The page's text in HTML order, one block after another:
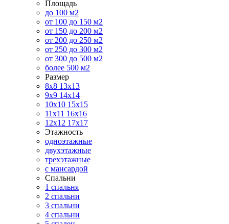
Площадь
до 100 м2
от 100 до 150 м2
от 150 до 200 м2
от 200 до 250 м2
от 250 до 300 м2
от 300 до 500 м2
более 500 м2
Размер
8х8 13х13
9х9 14х14
10х10 15х15
11x11 16х16
12х12 17х17
Этажность
одноэтажные
двухэтажные
трехэтажные
с мансардой
Спальни
1 спальня
2 спальни
3 спальни
4 спальни